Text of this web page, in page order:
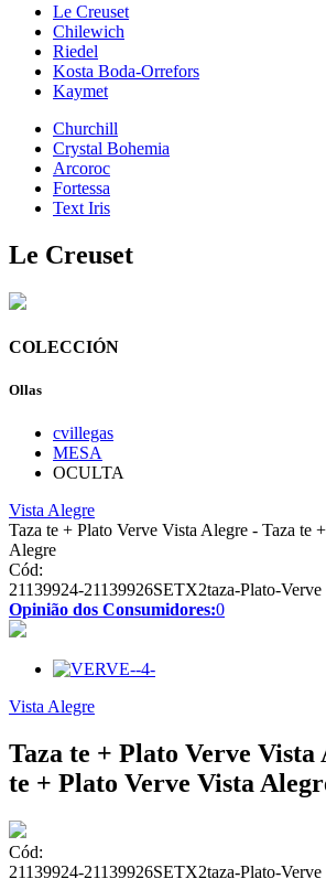
Le Creuset
Chilewich
Riedel
Kosta Boda-Orrefors
Kaymet
Churchill
Crystal Bohemia
Arcoroc
Fortessa
Text Iris
Le Creuset
COLECCIÓN
Ollas
cvillegas
MESA
OCULTA
Vista Alegre
Taza te + Plato Verve Vista Alegre - Taza te
Alegre
Cód:
21139924-21139926SETX2taza-Plato-Verve
Opinião dos Consumidores:0
Vista Alegre
Taza te + Plato Verve Vista
te + Plato Verve Vista
Cód:
21139924-21139926SETX2taza-Plato-Verve